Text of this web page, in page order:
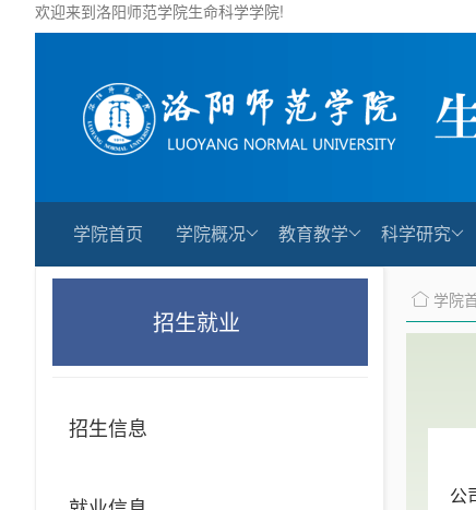
欢迎来到洛阳师范学院生命科学学院!
学院首页 学院概况 教育教学 科学研究
招生就业
招生信息
学院
公